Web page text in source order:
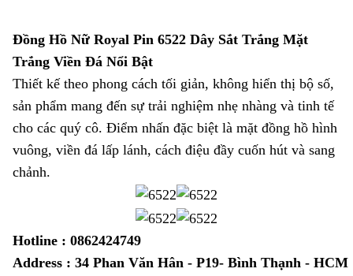
Đồng Hồ Nữ Royal Pin 6522 Dây Sắt Trắng Mặt
Trắng Viền Đá Nổi Bật
Thiết kế theo phong cách tối giản, không hiển thị bộ số,
sản phẩm mang đến sự trải nghiệm nhẹ nhàng và tinh tế
cho các quý cô. Điểm nhấn đặc biệt là mặt đồng hồ hình
vuông, viền đá lấp lánh, cách điệu đầy cuốn hút và sang
chảnh.
Hotline : 0862424749
Address : 34 Phan Văn Hân - P19- Bình Thạnh - HCM